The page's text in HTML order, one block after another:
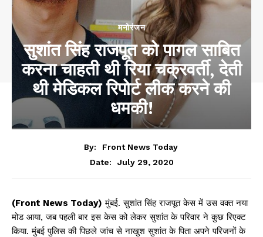
मनोरंजन
सुशांत सिंह राजपूत को पागल साबित
करना चाहती थी रिया चक्रवर्ती, देती
थी मेडिकल रिपोर्ट लीक करने की
धमकी!
By:
Front News Today
Date:
July 29, 2020
(Front News Today) मुंबई. सुशांत सिंह राजपूत केस में उस वक्त नया
मोड आया, जब पहली बार इस केस को लेकर सुशांत के परिवार ने कुछ रिएक्ट
किया. मुंबई पुलिस की पिछले जांच से नाखुश सुशांत के पिता अपने परिजनों के